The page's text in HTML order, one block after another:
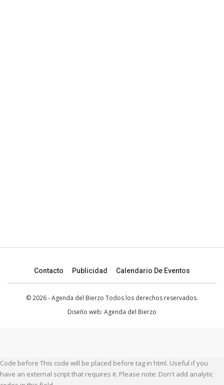
Contacto Publicidad Calendario De Eventos
© 2026 - Agenda del Bierzo Todos los derechos reservados.
Diseño web: Agenda del Bierzo
Code before This code will be placed before tag in html. Useful if you
have an external script that requires it. Please note: Don't add analytic